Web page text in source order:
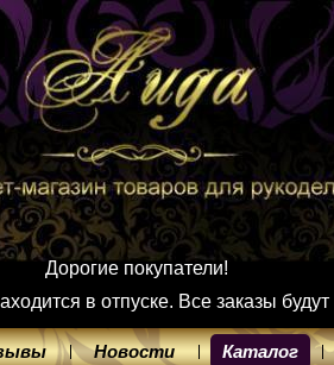
Дорогие покупатели!
в отпуске. Все заказы
Новости Каталог